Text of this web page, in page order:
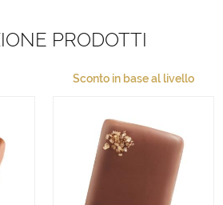
PRODOTTI
Sconto in base al livello